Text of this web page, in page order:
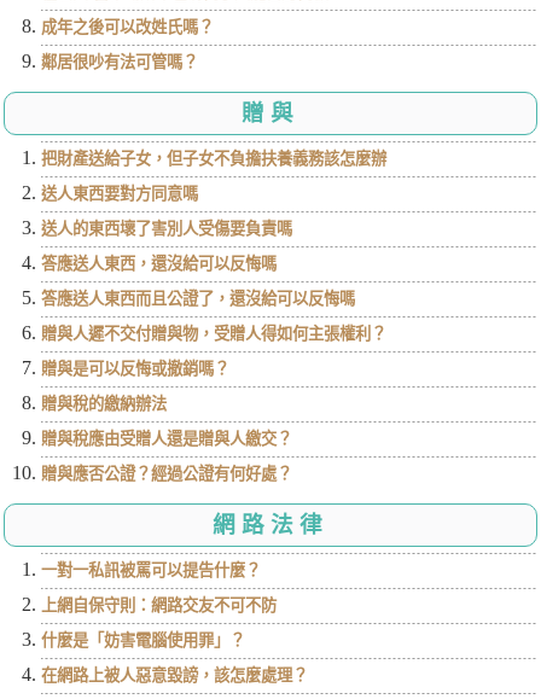
成年之後可以改姓氏嗎？
鄰居很吵有法可管嗎？
贈與
把財產送給子女，但子女不負擔扶養義務該怎麼辦
送人東西要對方同意嗎
送人的東西壞了害別人受傷要負責嗎
答應送人東西，還沒給可以反悔嗎
答應送人東西而且公證了，還沒給可以反悔嗎
贈與人遲不交付贈與物，受贈人得如何主張權利？
贈與是可以反悔或撤銷嗎？
贈與稅的繳納辦法
贈與稅應由受贈人還是贈與人繳交？
贈與應否公證？經過公證有何好處？
網路法律
一對一私訊被罵可以提告什麼？
上網自保守則：網路交友不可不防
什麼是「妨害電腦使用罪」？
在網路上被人惡意毀謗，該怎麼處理？